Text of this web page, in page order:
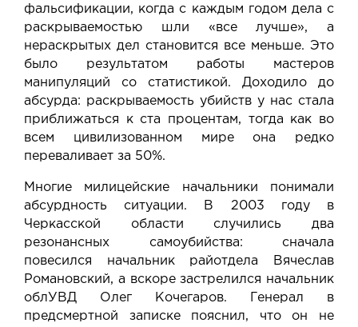
фальсификации, когда с каждым годом дела с
раскрываемостью шли «все лучше», а
нераскрытых дел становится все меньше. Это
было результатом работы мастеров
манипуляций со статистикой. Доходило до
абсурда: раскрываемость убийств у нас стала
приближаться к ста процентам, тогда как во
всем цивилизованном мире она редко
переваливает за 50%.
Многие милицейские начальники понимали
абсурдность ситуации. В 2003 году в
Черкасской области случились два
резонансных самоубийства: сначала
повесился начальник райотдела Вячеслав
Романовский, а вскоре застрелился начальник
облУВД Олег Кочегаров. Генерал в
предсмертной записке пояснил, что он не